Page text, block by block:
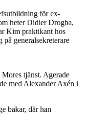
för ex-
heter Didier Drogba,
Kim praktikant hos
generalsekreterare
tjänst. Agerade
med Alexander Axén i
bakar, där han